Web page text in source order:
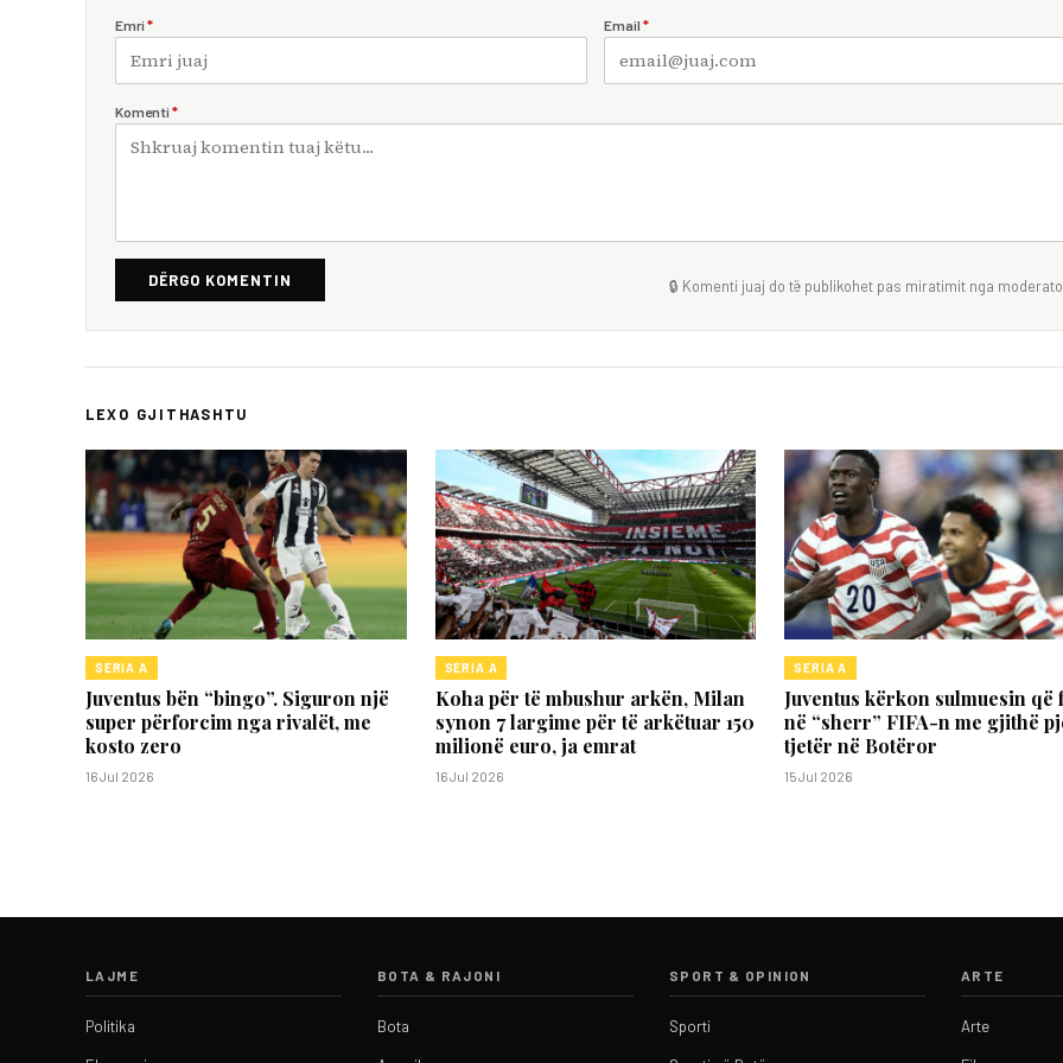
Emri * Email *
Komenti *
DËRGO KOMENTIN 🔒 Komenti juaj do të publikohet pas miratimit nga
LEXO GJITHASHTU
SERIA A
Juventus bën “bingo”. Siguron një
super përforcim nga rivalët, me
kosto zero
16 Jul 2026
SERIA A
Koha për të mbushur arkën, Milan
synon 7 largime për të arkëtuar 150
milionë euro, ja emrat
16 Jul 2026
SERIA A
Juventus kërkon sulmuesin që
në “sherr” FIFA-n me gjithë
tjetër në Botëror
15 Jul 2026
LAJME
Politika
BOTA & RAJONI
Bota
SPORT & OPINION
Sporti
ARTE
Arte